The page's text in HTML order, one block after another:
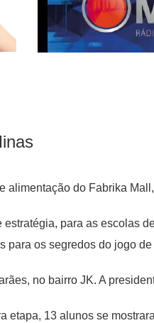
do Fabrika
para as escolas
os segredos do jogo
no bairro JK. A
etapa, 13 alunos se